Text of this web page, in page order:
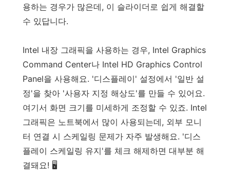
용하는 경우가 많은데, 이 슬라이더로 쉽게 해결할
수 있답니다.
Intel 내장 그래픽을 사용하는 경우, Intel Graphics
Command Center나 Intel HD Graphics Control
Panel을 사용해요. '디스플레이' 설정에서 '일반 설
정'을 찾아 '사용자 지정 해상도'를 만들 수 있어요.
여기서 화면 크기를 미세하게 조정할 수 있죠. Intel
그래픽은 노트북에서 많이 사용되는데, 외부 모니
터 연결 시 스케일링 문제가 자주 발생해요. '디스
플레이 스케일링 유지'를 체크 해제하면 대부분 해
결돼요! 🖥️